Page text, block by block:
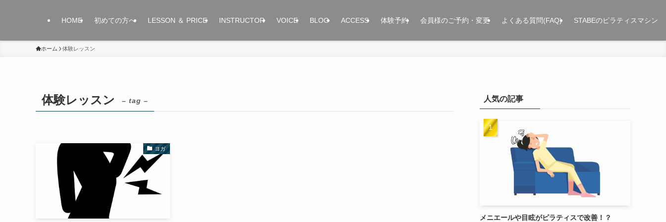
HOME 初めての方へ LESSON ＆ PRICE INSTRUCTOR VOICE BLOG ACCESS 体験予約 会員様のご予約・変更 よくある質問(FAQ) STABEのピラティスマシン
ホーム 体験レッスン
体験レッスン – tag –
ヨガ
人気の記事
メニエールや目眩がピラティスで改善！？